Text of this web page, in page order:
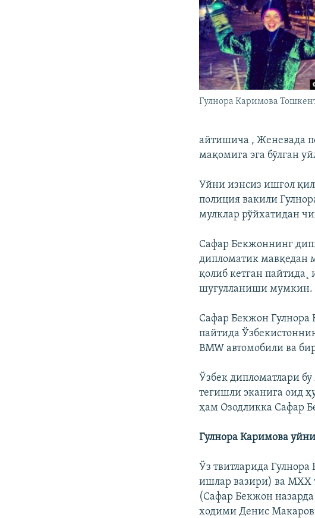
Гулнора Каримова
айтишича , Женевада
мақомига эга бўлган
Уйни изнсиз ишғол
полиция вакили
мулклар рўйхатидан
Сафар Бекжоннинг
дипломатик мавқедан
қолиб кетган
шуғулланиши мумкин.
Сафар Бекжон
пайтида
BMW автомобили ва
Ўзбек дипломатлари
тегишли эканига оид
ҳам Озодликка Сафар
Гулнора Каримова
Ўз твитларида
ишлар вазири) ва МХХ
(Сафар Бекжон
ходими Денис